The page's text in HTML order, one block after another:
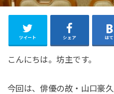
ツイート シェア は
こんにちは。坊主です。
今回は、俳優の故・山口豪